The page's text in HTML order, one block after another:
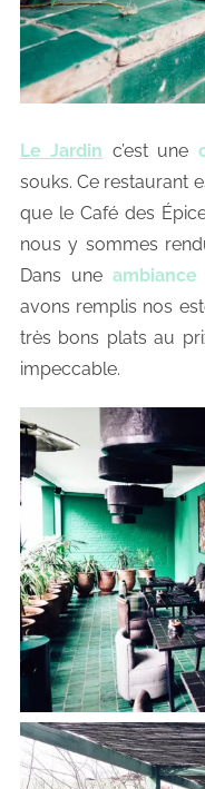
Le Jardin c’est une
souks. Ce restaurant
que le Café des
nous y sommes
Dans une
avons remplis nos
très bons plats au
impeccable.